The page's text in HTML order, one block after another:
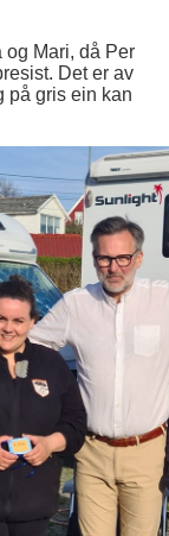
og Mari, då Per
Det er av
på gris ein kan